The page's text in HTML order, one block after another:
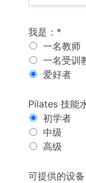
我是
我是：*
一名教师
一名受训
爱好者
Pilates 水平
Pilates 技能
初学者
中级
高级
可用设备（
可提供的设